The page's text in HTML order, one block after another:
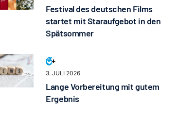
Festival des deutschen Films
startet mit Staraufgebot in den
Spätsommer
3. JULI 2026
Lange Vorbereitung mit gutem
Ergebnis